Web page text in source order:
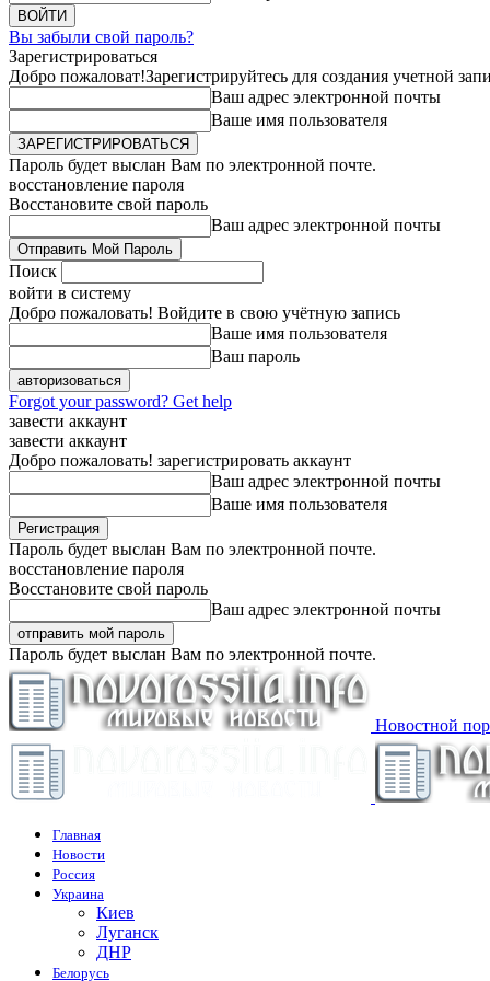
Вы забыли свой пароль?
Зарегистрироваться
Добро пожаловат!Зарегистрируйтесь для создания учетной
Ваш адрес электронной почты
Ваше имя пользователя
Пароль будет выслан Вам по электронной почте.
восстановление пароля
Восстановите свой пароль
Ваш адрес электронной почты
Поиск
войти в систему
Добро пожаловать! Войдите в свою учётную запись
Ваше имя пользователя
Ваш пароль
Forgot your password? Get help
завести аккаунт
завести аккаунт
Добро пожаловать! зарегистрировать аккаунт
Ваш адрес электронной почты
Ваше имя пользователя
Пароль будет выслан Вам по электронной почте.
восстановление пароля
Восстановите свой пароль
Ваш адрес электронной почты
Пароль будет выслан Вам по электронной почте.
Новостной
Главная
Новости
Россия
Украина
Киев
Луганск
ДНР
Белорусь